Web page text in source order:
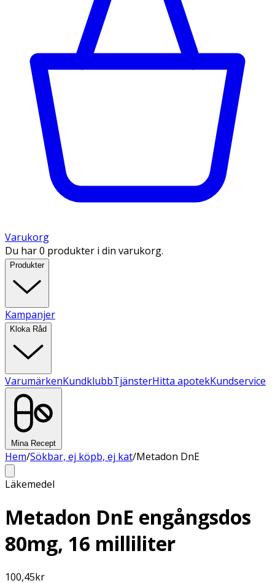
Varukorg
Du har 0 produkter i din varukorg.
Produkter
Kampanjer
Kloka Råd
VarumärkenKundklubbTjänsterHitta apotekKundservice
Mina Recept
Hem/Sökbar, ej köpb, ej kat/Metadon DnE
Läkemedel
Metadon DnE engångsdos
80mg, 16 milliliter
100,45kr